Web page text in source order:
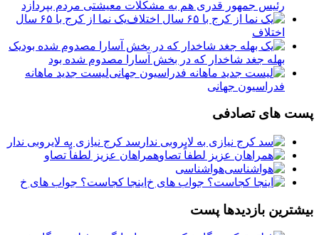
رئیس جمهور قدری هم به مشکلات معیشتی مردم بپردازد
یک نما از کرج با ۶۵ سال
اختلاف
یک
بهله جغد شاخدار که در بخش آسارا مصدوم شده بود
لیست جدید ماهانه
فدراسیون جهانی
پست های تصادفی
️سد کرج نیازی به لایروبی ندار
همراهان عزيز لطفاً تصاو
هواشناسی
اينجا كجاست؟ جواب هاى خ
بیشترین بازدیدها پست